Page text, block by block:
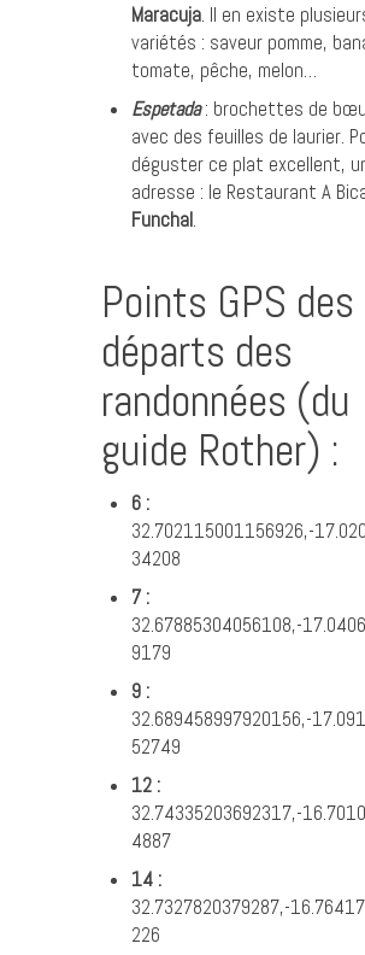
Maracuja. Il en existe
variétés : saveur pomme,
tomate, pêche, melon…
Espetada: brochettes de
avec des feuilles de laurier.
déguster ce plat excellent,
adresse : le Restaurant A
Funchal.
Points GPS des
départs des
randonnées (du
guide Rother) :
6 :
32.702115001156926,-
34208
7 :
32.67885304056108,-
9179
9 :
32.689458997920156,-
52749
12 :
32.74335203692317,-
4887
14 :
32.7327820379287,-
226